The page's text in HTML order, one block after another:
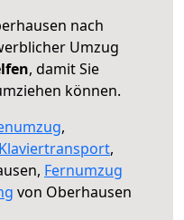
nach
Umzug
, damit Sie
können.
,
Klaviertransport,
Fernumzug
von Oberhausen